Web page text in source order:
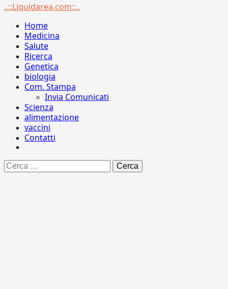
Menu
..::Liquidarea.com::..
Home
Medicina
Salute
Ricerca
Genetica
biologia
Com. Stampa
Invia Comunicati
Scienza
alimentazione
vaccini
Contatti
Ricerca
per: